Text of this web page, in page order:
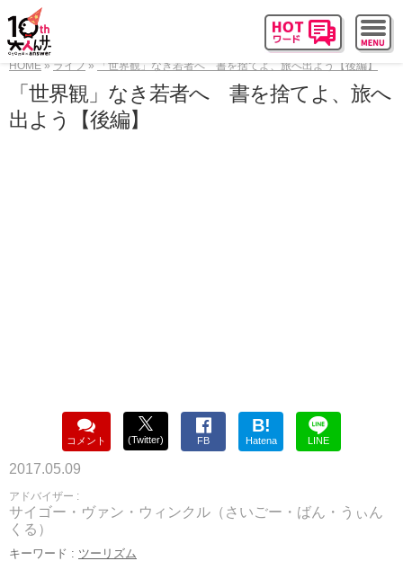
HOME ライフ 「世界観」なき若者へ 書を捨てよ、旅へ出よう【後編】
「世界観」なき若者へ 書を捨てよ、旅へ
出よう【後編】
コメント (Twitter) FB
B!
Hatena LINE
2017.05.09
アドバイザー :
サイゴー・ヴァン・ウィンクル（さいごー・ばん・うぃん
くる）
キーワード : ツーリズム